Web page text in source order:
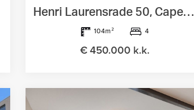
Henri Laurensrade 50, Capelle Aan Den Ijssel
104m² 4
€ 450.000 k.k.